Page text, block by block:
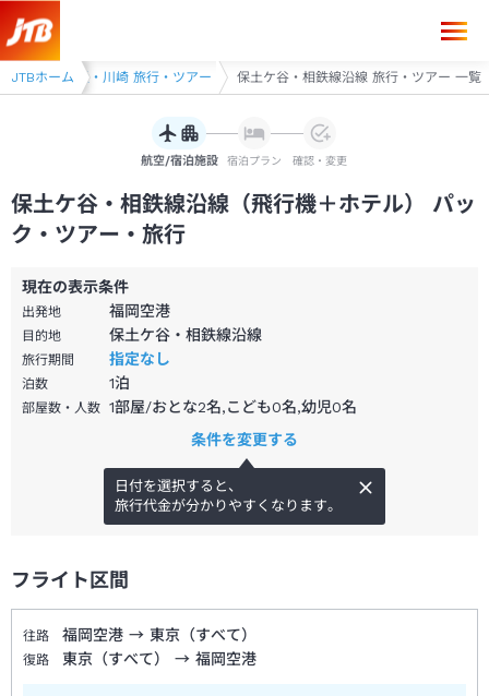
JTBホーム
アー 横浜・川崎 旅行・ツアー 保土ケ谷・相鉄線沿線 旅行・ツアー 一覧
航空/宿泊施設 宿泊プラン 確認・変更
保土ケ谷・相鉄線沿線（飛行機＋ホテル） パッ
ク・ツアー・旅行
現在の表示条件
出発地 福岡空港
目的地 保土ケ谷・相鉄線沿線
旅行期間 指定なし
泊数 1泊
部屋数・人数 1部屋/おとな2名,こども0名,幼児0名
条件を変更する
日付を選択すると、
旅行代金が分かりやすくなります。
フライト区間
往路 福岡空港 → 東京（すべて）
復路 東京（すべて） → 福岡空港